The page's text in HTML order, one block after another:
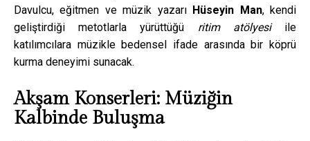
Davulcu, eğitmen ve müzik yazarı Hüseyin Man, kendi
geliştirdiği metotlarla yürüttüğü ritim atölyesiile
katılımcılara müzikle bedensel ifade arasında bir köprü
kurma deneyimi sunacak.
Akşam Konserleri: Müziğin
Kalbinde Buluşma